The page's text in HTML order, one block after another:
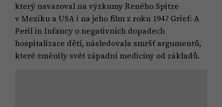
který navazoval na výzkumy Reného Spitze
v Mexiku a USA i na jeho film z roku 1947 Grief: A
Peril in Infancy o negativních dopadech
hospitalizace dětí, následovala smršť argumentů,
které změnily svět západní medicíny od základů.